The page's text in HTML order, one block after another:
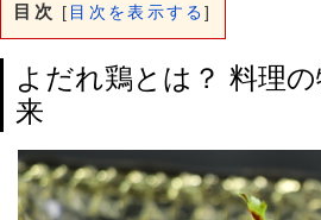
目次 [ 目次を表示する]
よだれ鶏とは？ 料理
来